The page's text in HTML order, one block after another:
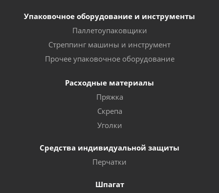
Упаковочное оборудование и инструменты
Паллетоупаковщики
Стреппинг машины и инструмент
Прочее упаковочное оборудование
Расходные материалы
Пряжка
Скрепа
Уголки
Средства индивидуальной защиты
Перчатки
Шпагат